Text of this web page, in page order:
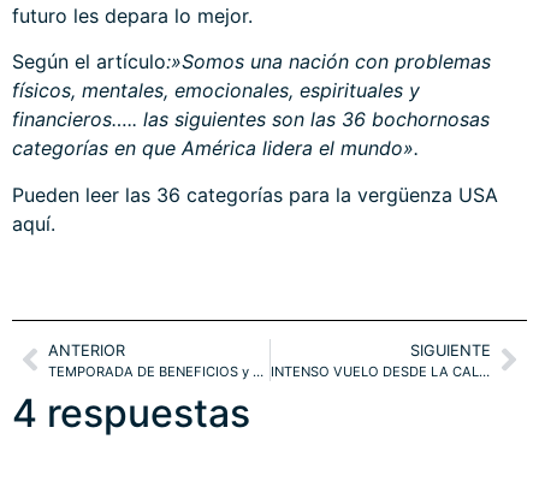
futuro les depara lo mejor.
Según el artículo:»Somos una nación con problemas
físicos, mentales, emocionales, espirituales y
financieros….. las siguientes son las 36 bochornosas
categorías en que América lidera el mundo».
Pueden leer las 36 categorías para la vergüenza USA
aquí.
ANTERIOR
TEMPORADA DE BENEFICIOS y SP500. SUPER MARIO. EUROSTOXX Y NAZ100
SIGUIENTE
INTENSO VUELO DESDE LA CALIDAD, EURO-DÓLAR
4 respuestas